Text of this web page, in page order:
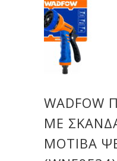
WADFOW
ME
ΜΟΤΙΒΑ